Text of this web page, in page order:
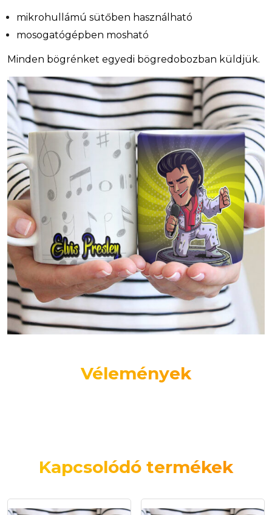
mikrohullámú sütőben használható
mosogatógépben mosható
Minden bögrénket egyedi bögredobozban küldjük.
Vélemények
Kapcsolódó termékek